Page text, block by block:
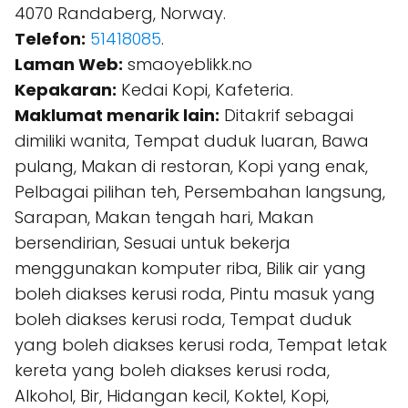
4070 Randaberg, Norway.
Telefon: 51418085.
Laman Web: smaoyeblikk.no
Kepakaran: Kedai Kopi, Kafeteria.
Maklumat menarik lain: Ditakrif sebagai
dimiliki wanita, Tempat duduk luaran, Bawa
pulang, Makan di restoran, Kopi yang enak,
Pelbagai pilihan teh, Persembahan langsung,
Sarapan, Makan tengah hari, Makan
bersendirian, Sesuai untuk bekerja
menggunakan komputer riba, Bilik air yang
boleh diakses kerusi roda, Pintu masuk yang
boleh diakses kerusi roda, Tempat duduk
yang boleh diakses kerusi roda, Tempat letak
kereta yang boleh diakses kerusi roda,
Alkohol, Bir, Hidangan kecil, Koktel, Kopi,